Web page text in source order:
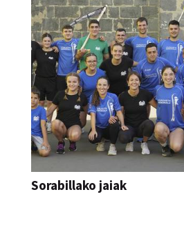
Sorabillako jaiak